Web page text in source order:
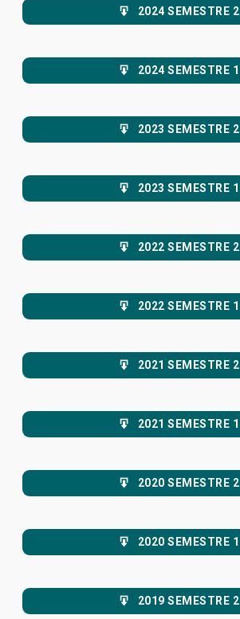
2024 SEMESTRE 2
2024 SEMESTRE 1
2023 SEMESTRE 2
2023 SEMESTRE 1
2022 SEMESTRE 2
2022 SEMESTRE 1
2021 SEMESTRE 2
2021 SEMESTRE 1
2020 SEMESTRE 2
2020 SEMESTRE 1
2019 SEMESTRE 2